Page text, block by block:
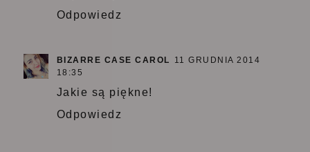
Odpowiedz
BIZARRE CASE CAROL
11 GRUDNIA 2014
18:35
Jakie są piękne!
Odpowiedz